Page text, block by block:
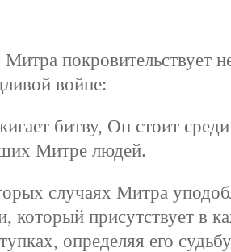
покровительствует
войне:
битву, Он стоит
Митре людей.
случаях Митра
который присутствует в
определяя его